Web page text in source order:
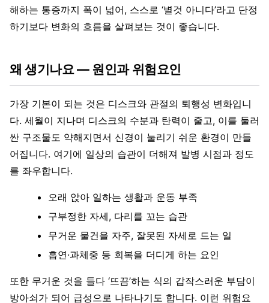
해하는 통증까지 폭이 넓어, 스스로 ‘별것 아니다’라고 단정
하기보다 변화의 흐름을 살펴보는 것이 좋습니다.
왜 생기나요 — 원인과 위험요인
가장 기본이 되는 것은 디스크와 관절의 퇴행성 변화입니
다. 세월이 지나며 디스크의 수분과 탄력이 줄고, 이를 둘러
싼 구조물도 약해지면서 신경이 눌리기 쉬운 환경이 만들
어집니다. 여기에 일상의 습관이 더해져 발병 시점과 정도
를 좌우합니다.
오래 앉아 일하는 생활과 운동 부족
구부정한 자세, 다리를 꼬는 습관
무거운 물건을 자주, 잘못된 자세로 드는 일
흡연·과체중 등 회복을 더디게 하는 요인
또한 무거운 것을 들다 ‘뜨끔’하는 식의 갑작스러운 부담이
방아쇠가 되어 급성으로 나타나기도 합니다. 이런 위험요